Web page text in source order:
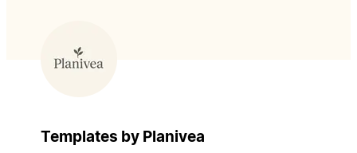
Templates by Planivea